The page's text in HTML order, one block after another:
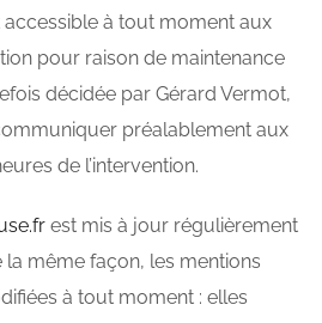
à tout moment aux
pour raison de maintenance
décidée par Gérard Vermot,
préalablement aux
de l’intervention.
est mis à jour régulièrement
la même façon, les mentions
à tout moment : elles